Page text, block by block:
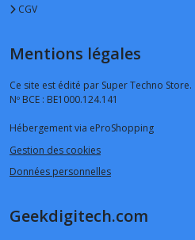
CGV
Mentions légales
Ce site est édité par Super Techno Store.
Nº BCE : BE1000.124.141
Hébergement via eProShopping
Gestion des cookies
Données personnelles
Geekdigitech.com